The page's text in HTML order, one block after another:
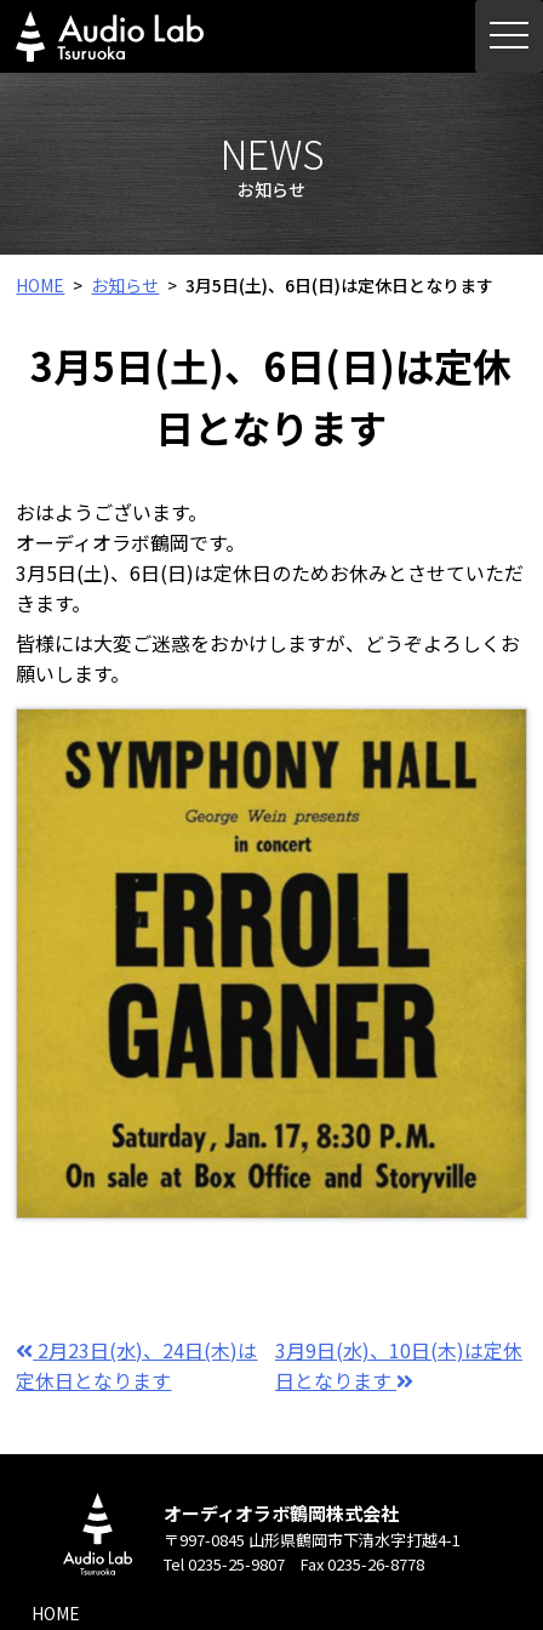
Skip
to
content
NEWS
お知らせ
HOME お知らせ 3月5日(土)、6日(日)は定休日となります
3月5日(土)、6日(日)は定休
日となります
おはようございます。
オーディオラボ鶴岡です。
3月5日(土)、6日(日)は定休日のためお休みとさせていただ
きます。
皆様には大変ご迷惑をおかけしますが、どうぞよろしくお
願いします。
2月23日(水)、24日(木)は
定休日となります
3月9日(水)、10日(木)は定休
日となります
オーディオラボ鶴岡株式会社
〒997-0845 山形県鶴岡市下清水字打越4-1
Tel 0235-25-9807 Fax 0235-26-8778
HOME